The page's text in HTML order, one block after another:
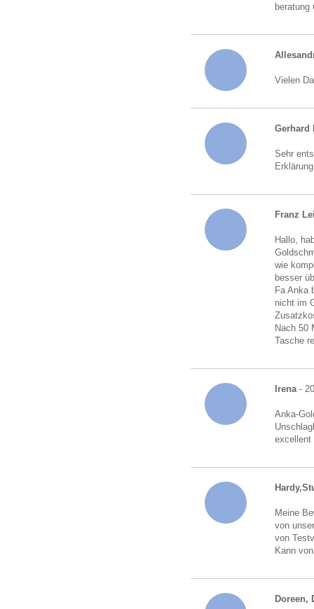
Vielen
Gerhard
Sehr
Franz
Hallo,
wie
besser
Fa Anka
nicht im
Nach 50
Tasche
Irena-
Anka-
excellent
Meine
von
von
Kann
Doreen,